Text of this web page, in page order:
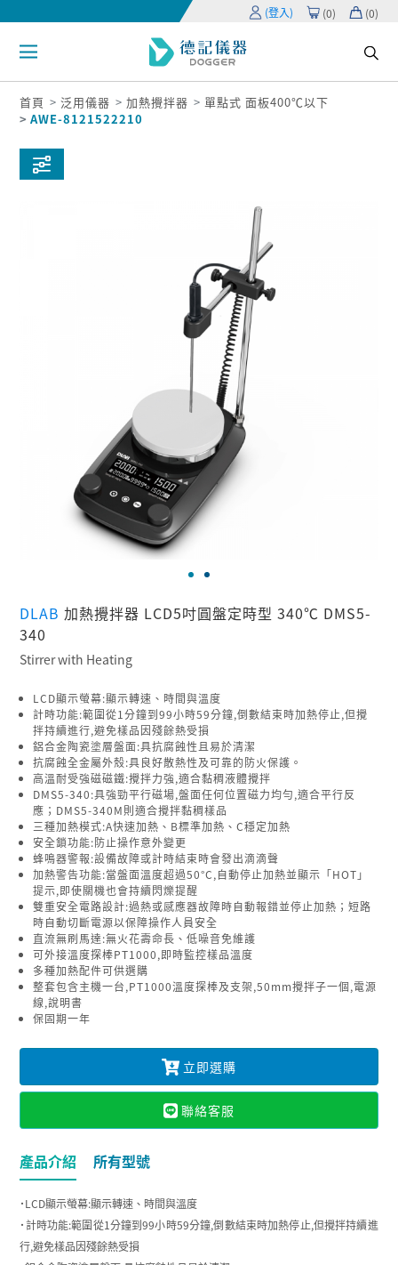
(登入) (0) (0)
首頁 泛用儀器 加熱攪拌器
單點式 面板400℃以下
AWE-8121522210
DLAB加熱攪拌器 LCD5吋圓盤定時型 340℃ DMS5-
340
Stirrer with Heating
LCD顯示螢幕:顯示轉速、時間與溫度
計時功能:範圍從1分鐘到99小時59分鐘,倒數結束時加熱停止,但攪
拌持續進行,避免樣品因殘餘熱受損
鋁合金陶瓷塗層盤面:具抗腐蝕性且易於清潔
抗腐蝕全金屬外殼:具良好散熱性及可靠的防火保護。
高溫耐受強磁磁鐵:攪拌力強,適合黏稠液體攪拌
DMS5-340:具強勁平行磁場,盤面任何位置磁力均勻,適合平行反
應；DMS5-340M則適合攪拌黏稠樣品
三種加熱模式:A快速加熱、B標準加熱、C穩定加熱
安全鎖功能:防止操作意外變更
蜂鳴器警報:設備故障或計時結束時會發出滴滴聲
加熱警告功能:當盤面溫度超過50°C,自動停止加熱並顯示「HOT」
提示,即使關機也會持續閃爍提醒
雙重安全電路設計:過熱或感應器故障時自動報錯並停止加熱；短路
時自動切斷電源以保障操作人員安全
直流無刷馬達:無火花壽命長、低噪音免維護
可外接溫度探棒PT1000,即時監控樣品溫度
多種加熱配件可供選購
整套包含主機一台,PT1000溫度探棒及支架,50mm攪拌子一個,電源
線,說明書
保固期一年
立即選購
聯絡客服
產品介紹 所有型號
˙LCD顯示螢幕:顯示轉速、時間與溫度
˙計時功能:範圍從1分鐘到99小時59分鐘,倒數結束時加熱停止,但攪拌持續進
行,避免樣品因殘餘熱受損